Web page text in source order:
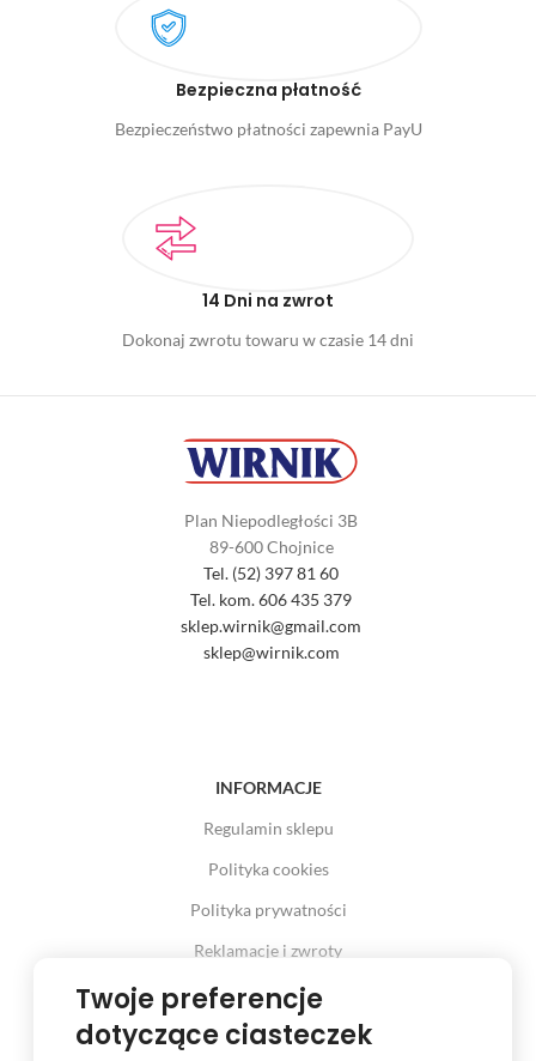
Bezpieczna płatność
Bezpieczeństwo płatności zapewnia PayU
14 Dni na zwrot
Dokonaj zwrotu towaru w czasie 14 dni
Plan Niepodległości 3B
89-600 Chojnice
Tel. (52) 397 81 60
Tel. kom. 606 435 379
sklep.wirnik@gmail.com
sklep@wirnik.com
INFORMACJE
Regulamin sklepu
Polityka cookies
Polityka prywatności
Reklamacje i zwroty
Prawo odstąpienia od umowy
Twoje preferencje
dotyczące ciasteczek